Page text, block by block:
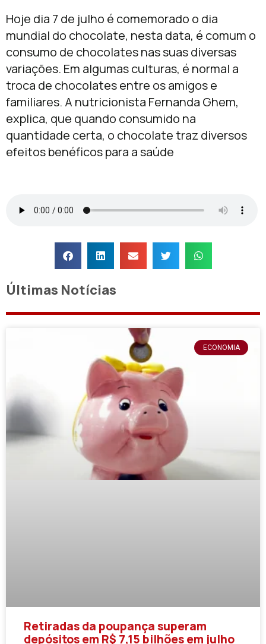
Hoje dia 7 de julho é comemorado o dia
mundial do chocolate, nesta data, é comum o
consumo de chocolates nas suas diversas
variações. Em algumas culturas, é normal a
troca de chocolates entre os amigos e
familiares. A nutricionista Fernanda Ghem,
explica, que quando consumido na
quantidade certa, o chocolate traz diversos
efeitos benéficos para a saúde
Últimas Notícias
ECONOMIA
Retiradas da poupança superam
depósitos em R$ 7,15 bilhões em julho